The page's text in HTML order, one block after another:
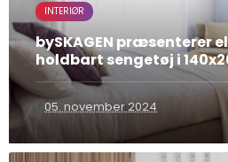
INTERIØR
bySKAGEN præsenterer
holdbart sengetøj i
05. november 2024